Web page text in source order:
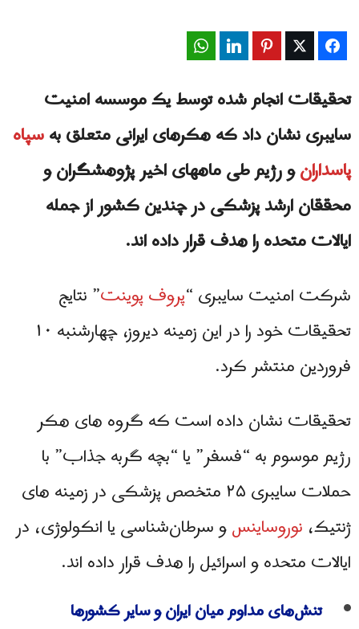
Facebook
Twitter
Pinterest
LinkedIn
تحقیقات انجام شده توسط یک موسسه امنیت
سایبری نشان داد که هکرهای ایرانی متعلق بهسپاه
پاسدارانو رژیم طی ماههای اخیر پژوهشگران و
محققان ارشد پزشکی در چندین کشور از جمله
ایالات متحده را هدف قرار داده اند.
شرکت امنیت سایبری “پروف پوینت” نتایج
تحقیقات خود را در این زمینه دیروز، چهارشنبه ۱۰
فروردین منتشر کرد.
تحقیقات نشان داده است که گروه های هکر
رژیم موسوم به “فسفر” یا “بچه گربه جذاب” با
حملات سایبری ۲۵ متخصص پزشکی در زمینه های
ژنتیک، نوروساینسو سرطان‌شناسی یا انکولوژی، در
ایالات متحده و اسرائیل را هدف قرار داده اند.
تنش‌های مداوم میان ایران و سایر کشورها